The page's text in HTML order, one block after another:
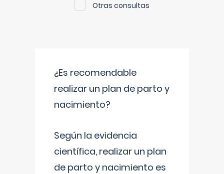
Otras consultas
¿Es recomendable
realizar un plan de parto y
nacimiento?
Según la evidencia
científica, realizar un plan
de parto y nacimiento es